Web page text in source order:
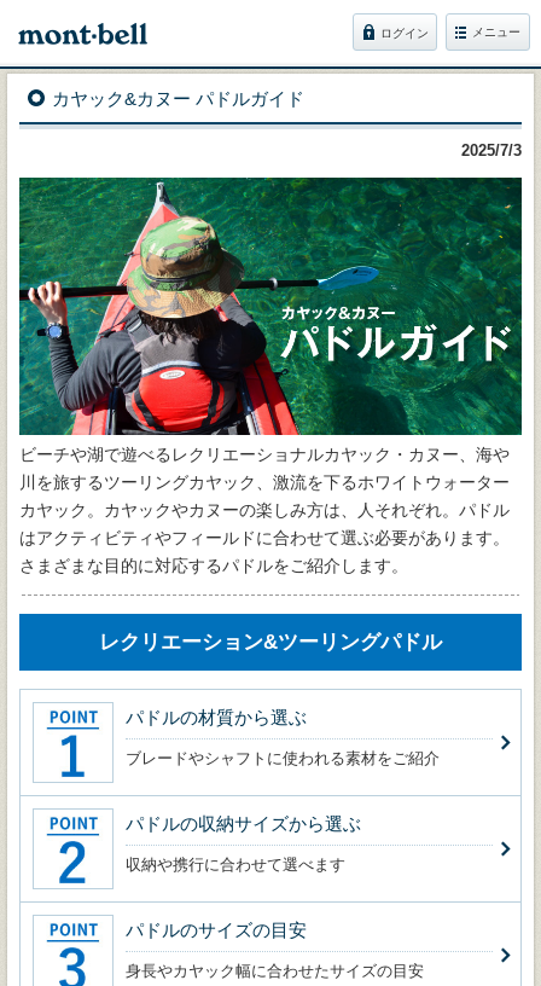
ログイン メニュー
カヤック&カヌー パドルガイド
2025/7/3
ビーチや湖で遊べるレクリエーショナルカヤック・カヌー、海や
川を旅するツーリングカヤック、激流を下るホワイトウォーター
カヤック。カヤックやカヌーの楽しみ方は、人それぞれ。パドル
はアクティビティやフィールドに合わせて選ぶ必要があります。
さまざまな目的に対応するパドルをご紹介します。
レクリエーション&ツーリングパドル
パドルの材質から選ぶ
ブレードやシャフトに使われる素材をご紹介
パドルの収納サイズから選ぶ
収納や携行に合わせて選べます
パドルのサイズの目安
身長やカヤック幅に合わせたサイズの目安